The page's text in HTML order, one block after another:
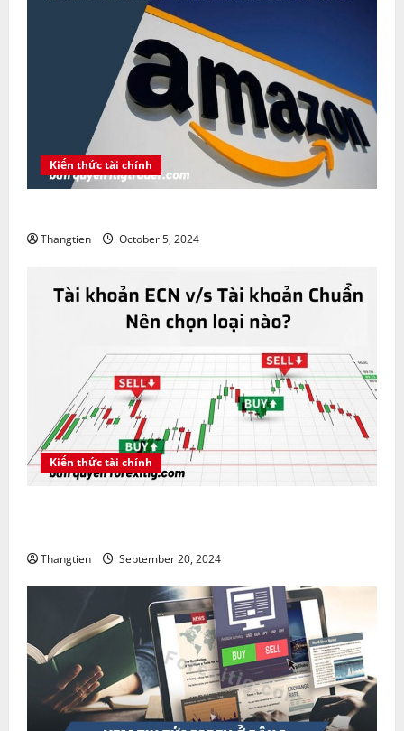
Kiến thức tài chính
Thangtien October 5, 2024
Kiến thức tài chính
Thangtien September 20, 2024